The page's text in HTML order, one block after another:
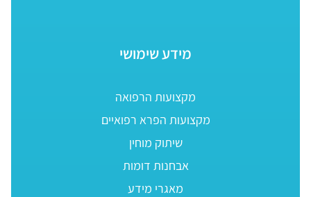
מידע שימושי
מקצועות הרפואה
מקצועות הפרא רפואיים
שיתוק מוחין
אבחנות דומות
מאגרי מידע